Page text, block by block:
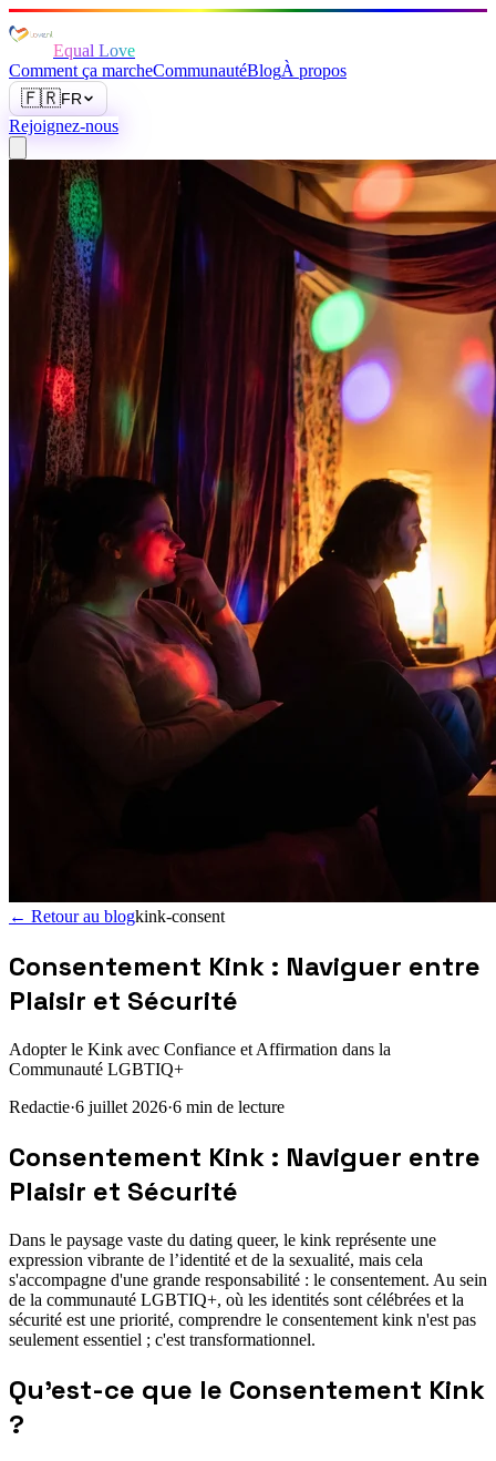
Equal Love
Comment ça marcheCommunautéBlogÀ propos
🇫🇷FR
Rejoignez-nous
← Retour au blogkink-consent
Consentement Kink : Naviguer entre
Plaisir et Sécurité
Adopter le Kink avec Confiance et Affirmation dans la
Communauté LGBTIQ+
Redactie·6 juillet 2026·6 min de lecture
Consentement Kink : Naviguer entre
Plaisir et Sécurité
Dans le paysage vaste du dating queer, le kink représente une
expression vibrante de l’identité et de la sexualité, mais cela
s'accompagne d'une grande responsabilité : le consentement. Au sein
de la communauté LGBTIQ+, où les identités sont célébrées et la
sécurité est une priorité, comprendre le consentement kink n'est pas
seulement essentiel ; c'est transformationnel.
Qu'est-ce que le Consentement Kink
?